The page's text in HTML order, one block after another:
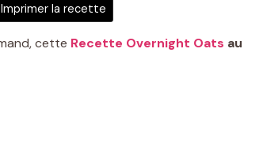
Imprimer la recette
cette Recette Overnight Oats au